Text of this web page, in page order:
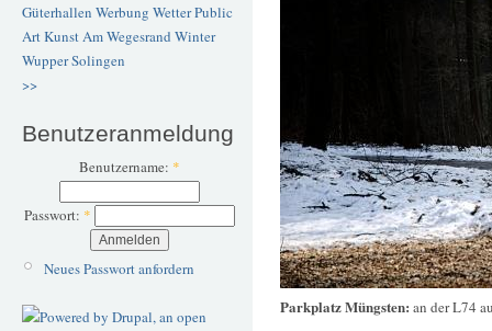
Güterhallen Werbung WetterPublic
ArtKunstAm Wegesrand Winter
WupperSolingen
>>
Benutzeranmeldung
Benutzername: *
Passwort: *
Neues Passwort anfordern
Parkplatz Müngsten: an der L74